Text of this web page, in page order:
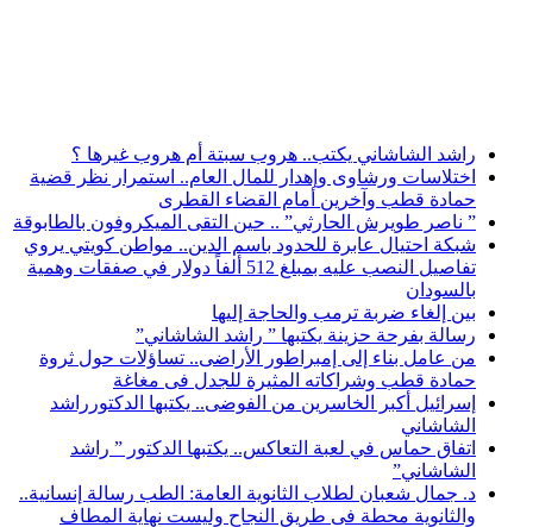
راشد الشاشاني يكتب.. هروب سبتة أم هروب غيرها ؟
اختلاسات ورشاوى وإهدار للمال العام.. استمرار نظر قضية
حمادة قطب وآخرين أمام القضاء القطرى
” ناصر طويرش الحارثي” .. حين التقى الميكروفون بالطابوقة
شبكة احتيال عابرة للحدود باسم الدين.. مواطن كويتي يروي
تفاصيل النصب عليه بمبلغ 512 ألفاً دولار في صفقات وهمية
بالسودان
بين إلغاء ضربة ترمب والحاجة إليها
رسالة بفرحة حزينة يكتبها ” راشد الشاشاني”
من عامل بناء إلى إمبراطور الأراضى.. تساؤلات حول ثروة
حمادة قطب وشراكاته المثيرة للجدل فى مغاغة
إسرائيل أكبر الخاسرين من الفوضى.. يكتبها الدكتورراشد
الشاشاني
اتفاق حماس في لعبة التعاكس.. يكتبها الدكتور ” راشد
الشاشاني”
د. جمال شعبان لطلاب الثانوية العامة: الطب رسالة إنسانية..
والثانوية محطة فى طريق النجاح وليست نهاية المطاف